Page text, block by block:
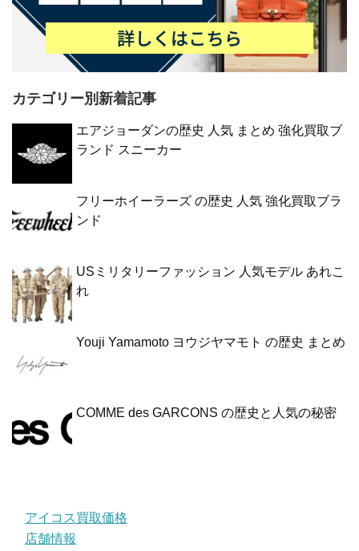
カテゴリー別新着記事
エアジョーダンの歴史 人気 まとめ 強化買取ブ
ランド スニーカー
フリーホイーラーズ の歴史 人気 強化買取ブラ
ンド
USミリタリーファッション 人気モデル あれこ
れ
Youji Yamamoto ヨウジヤマモト の歴史 まとめ
COMME des GARCONS の歴史と人気の秘密
アイコス買取価格
店舗情報